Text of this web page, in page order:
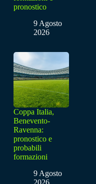
pronostico
9 Agosto
2026
Coppa Italia,
Benevento-
Ravenna:
pronostico e
probabili
formazioni
9 Agosto